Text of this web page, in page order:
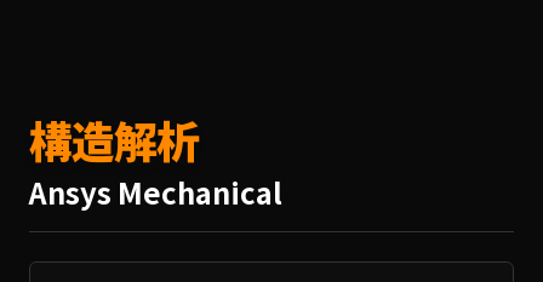
構造解析
Ansys Mechanical